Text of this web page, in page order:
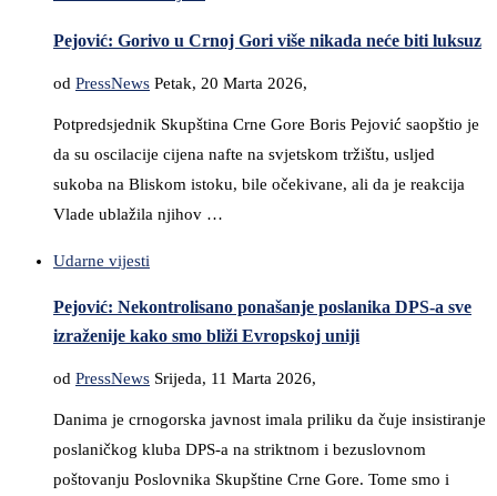
Pejović: Gorivo u Crnoj Gori više nikada neće biti luksuz
od PressNews Petak, 20 Marta 2026,
Potpredsjednik Skupština Crne Gore Boris Pejović saopštio je
da su oscilacije cijena nafte na svjetskom tržištu, usljed
sukoba na Bliskom istoku, bile očekivane, ali da je reakcija
Vlade ublažila njihov …
Udarne vijesti
Pejović: Nekontrolisano ponašanje poslanika DPS-a sve
izraženije kako smo bliži Evropskoj uniji
od PressNews Srijeda, 11 Marta 2026,
Danima je crnogorska javnost imala priliku da čuje insistiranje
poslaničkog kluba DPS-a na striktnom i bezuslovnom
poštovanju Poslovnika Skupštine Crne Gore. Tome smo i